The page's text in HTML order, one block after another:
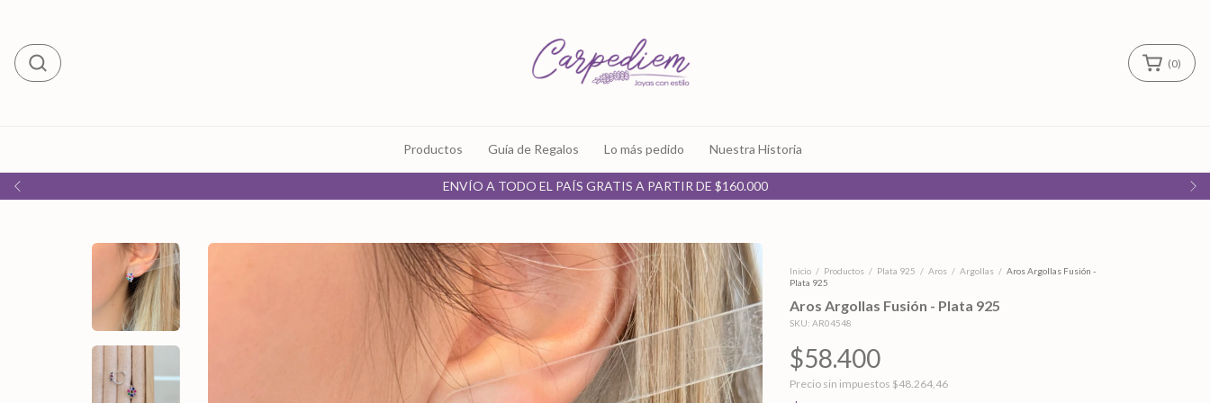
ENVÍO A TODO EL PAÍS GRATIS A PARTIR DE $160.000
(0)
Productos Guía de Regalos Lo más pedido Nuestra Historia
Inicio / Productos / Plata 925 / Aros / Argollas / Aros Argollas Fusión -
Plata 925
Aros Argollas Fusión - Plata 925
SKU: AR04548
$58.400
Precio sin impuestos $48.264,46